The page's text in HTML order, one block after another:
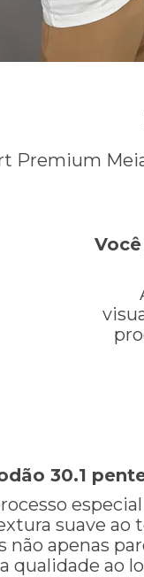
Premium
30.1
suave ao
não apenas
qualidade ao